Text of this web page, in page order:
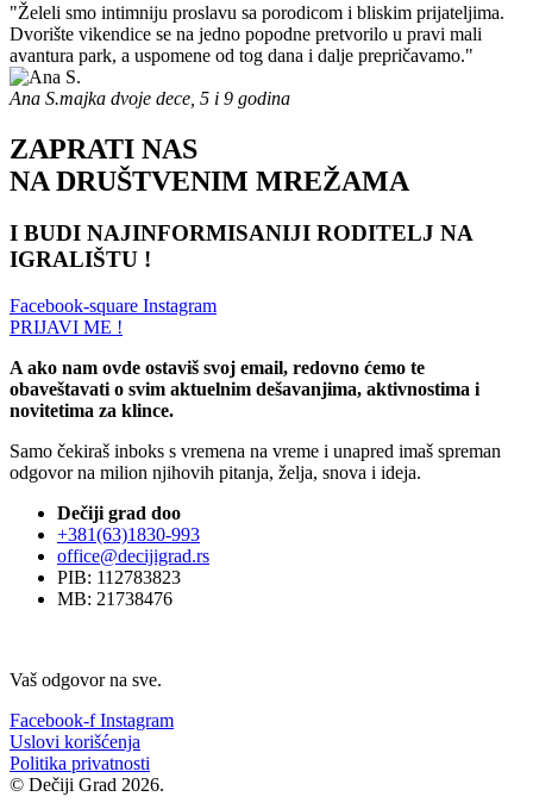
"Želeli smo intimniju proslavu sa porodicom i bliskim prijateljima.
Dvorište vikendice se na jedno popodne pretvorilo u pravi mali
avantura park, a uspomene od tog dana i dalje prepričavamo."
Ana S.majka dvoje dece, 5 i 9 godina
ZAPRATI NAS
NA DRUŠTVENIM MREŽAMA
I BUDI NAJINFORMISANIJI RODITELJ NA
IGRALIŠTU !
Facebook-square Instagram
PRIJAVI ME !
A ako nam ovde ostaviš svoj email, redovno ćemo te
obaveštavati o svim aktuelnim dešavanjima, aktivnostima i
novitetima za klince.
Samo čekiraš inboks s vremena na vreme i unapred imaš spreman
odgovor na milion njihovih pitanja, želja, snova i ideja.
Dečiji grad doo
+381(63)1830-993
office@decijigrad.rs
PIB: 112783823
MB: 21738476
Vaš odgovor na sve.
Facebook-f Instagram
Uslovi korišćenja
Politika privatnosti
© Dečiji Grad 2026.